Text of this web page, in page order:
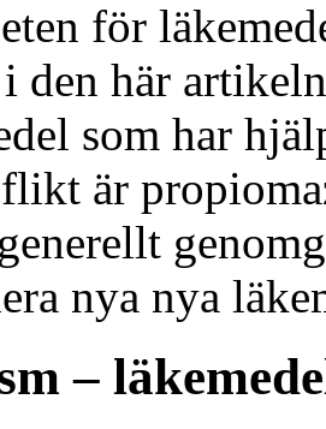
för
den här
som har
är
nya nya
–